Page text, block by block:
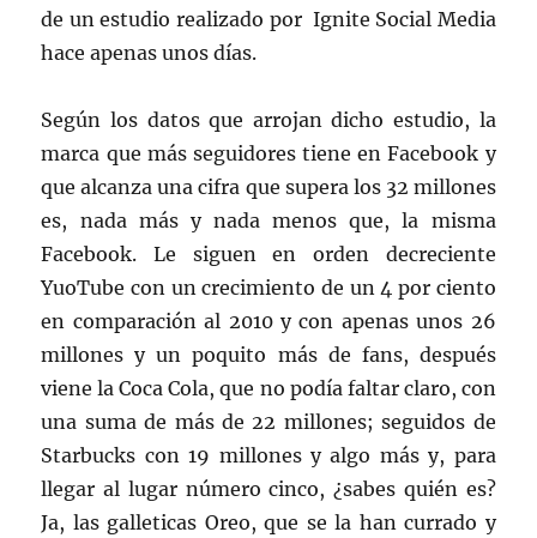
de un estudio realizado por Ignite Social Media
hace apenas unos días.
Según los datos que arrojan dicho estudio, la
marca que más seguidores tiene en Facebook y
que alcanza una cifra que supera los 32 millones
es, nada más y nada menos que, la misma
Facebook. Le siguen en orden decreciente
YuoTube con un crecimiento de un 4 por ciento
en comparación al 2010 y con apenas unos 26
millones y un poquito más de fans, después
viene la Coca Cola, que no podía faltar claro, con
una suma de más de 22 millones; seguidos de
Starbucks con 19 millones y algo más y, para
llegar al lugar número cinco, ¿sabes quién es?
Ja, las galleticas Oreo, que se la han currado y